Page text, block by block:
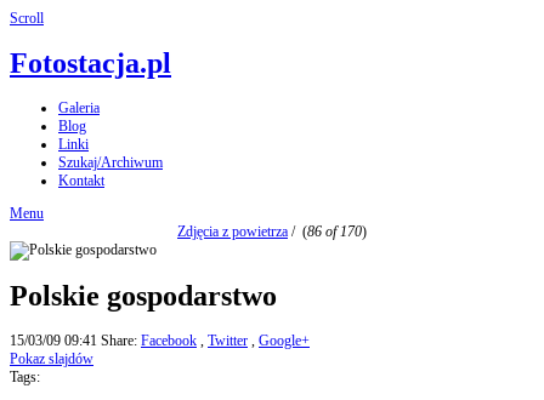
Scroll
Fotostacja.pl
Galeria
Blog
Linki
Szukaj/Archiwum
Kontakt
Menu
Zdjęcia z powietrza / (86 of 170)
Polskie gospodarstwo
15/03/09 09:41 Share: Facebook , Twitter , Google+
Pokaz slajdów
Tags: